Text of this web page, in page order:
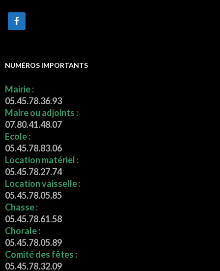
NUMÉROS IMPORTANTS
Mairie :
05.45.78.36.93
Maire ou adjoints :
07.80.41.48.07
Ecole :
05.45.78.83.06
Location matériel :
05.45.78.27.74
Location vaisselle :
05.45.78.05.85
Chasse :
05.45.78.61.58
Chorale :
05.45.78.05.89
Comité des fêtes :
05.45.78.32.09